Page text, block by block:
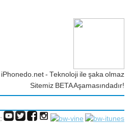
iPhonedo.net - Teknoloji ile şaka olmaz
Sitemiz BETA Aşamasındadır!
: